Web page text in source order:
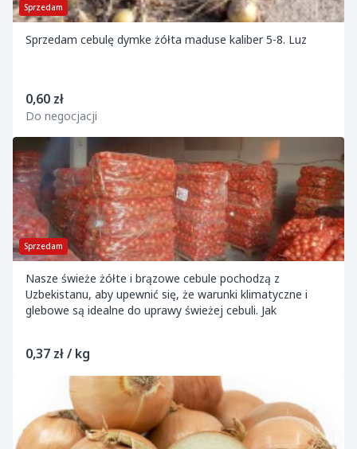
Sprzedam
Sprzedam cebulę dymke żółta maduse kaliber 5-8. Luz
0,60 zł
Do negocjacji
Sprzedam
Nasze świeże żółte i brązowe cebule pochodzą z
Uzbekistanu, aby upewnić się, że warunki klimatyczne i
glebowe są idealne do uprawy świeżej cebuli. Jak
0,37 zł / kg